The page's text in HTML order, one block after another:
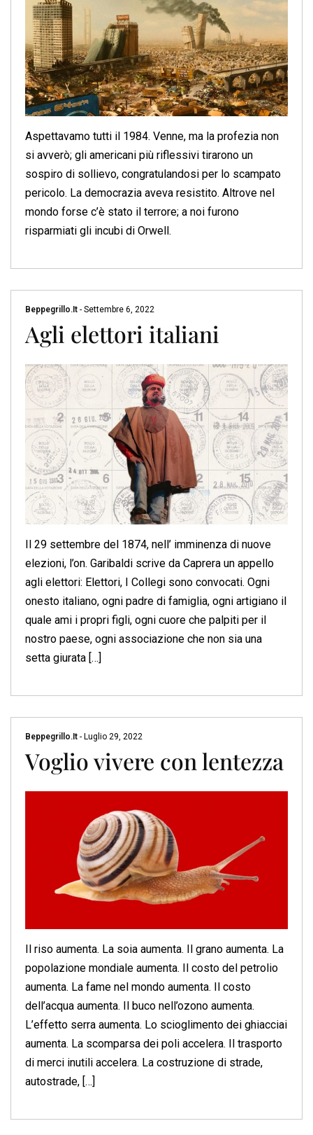
Aspettavamo tutti il 1984. Venne, ma la profezia non
si avverò; gli americani più riflessivi tirarono un
sospiro di sollievo, congratulandosi per lo scampato
pericolo. La democrazia aveva resistito. Altrove nel
mondo forse c’è stato il terrore; a noi furono
risparmiati gli incubi di Orwell.
Beppegrillo.it - Settembre 6, 2022
Agli elettori italiani
Il 29 settembre del 1874, nell’ imminenza di nuove
elezioni, l’on. Garibaldi scrive da Caprera un appello
agli elettori: Elettori, I Collegi sono convocati. Ogni
onesto italiano, ogni padre di famiglia, ogni artigiano il
quale ami i propri figli, ogni cuore che palpiti per il
nostro paese, ogni associazione che non sia una
setta giurata […]
Beppegrillo.it - Luglio 29, 2022
Voglio vivere con lentezza
Il riso aumenta. La soia aumenta. Il grano aumenta. La
popolazione mondiale aumenta. Il costo del petrolio
aumenta. La fame nel mondo aumenta. Il costo
dell’acqua aumenta. Il buco nell’ozono aumenta.
L’effetto serra aumenta. Lo scioglimento dei ghiacciai
aumenta. La scomparsa dei poli accelera. Il trasporto
di merci inutili accelera. La costruzione di strade,
autostrade, […]